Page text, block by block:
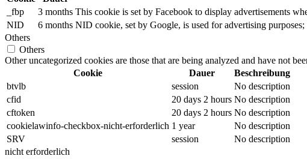
_fbp
3 months This cookie is set by Facebook to display advertisements
NID
6 months NID cookie, set by Google, is used for advertising
Others
Others
Other uncategorized cookies are those that are being analyzed and have not
Cookie
Dauer
Beschreibung
btvlb
session
No description
cfid
20 days 2 hours No description
cftoken
20 days 2 hours No description
cookielawinfo-checkbox-nicht-erforderlich 1 year
No description
SRV
session
No description
nicht erforderlich